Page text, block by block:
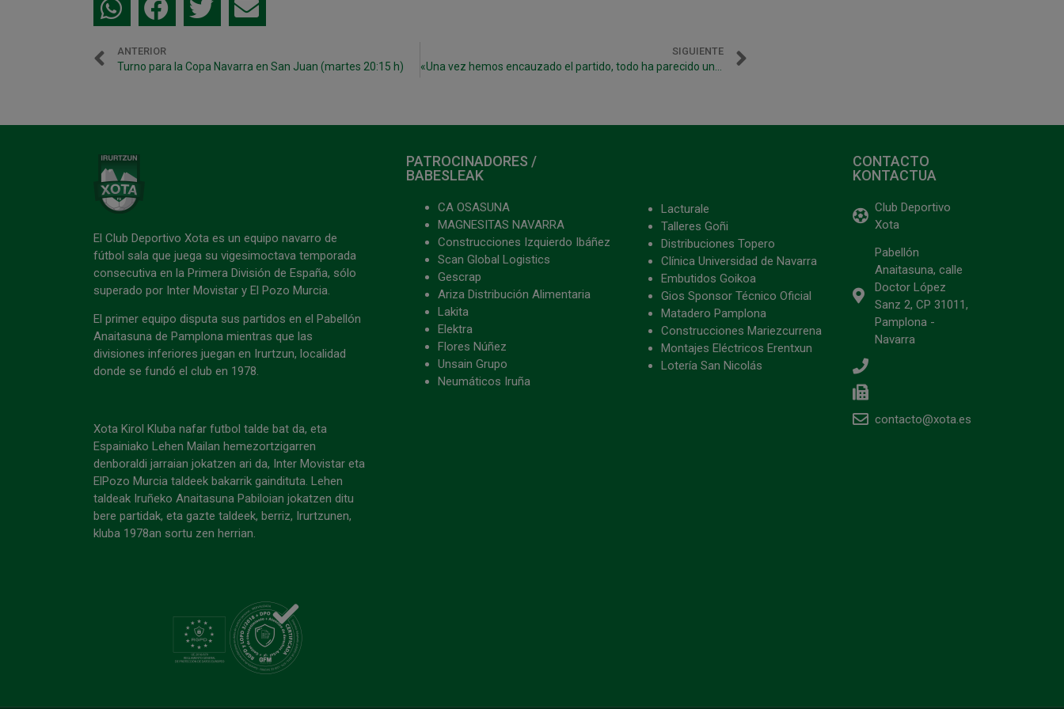
ANTERIOR
Turno para la Copa Navarra en San Juan (martes 20:15 h)
SIGUIENTE
«Una vez hemos encauzado el partido, todo ha parecido un poco más sencillo»
El Club Deportivo Xota es un equipo navarro de
fútbol sala que juega su vigesimoctava temporada
consecutiva en la Primera División de España, sólo
superado por Inter Movistar y El Pozo Murcia.
El primer equipo disputa sus partidos en el Pabellón
Anaitasuna de Pamplona mientras que las
divisiones inferiores juegan en Irurtzun, localidad
donde se fundó el club en 1978.
Xota Kirol Kluba nafar futbol talde bat da, eta
Espainiako Lehen Mailan hemezortzigarren
denboraldi jarraian jokatzen ari da, Inter Movistar eta
ElPozo Murcia taldeek bakarrik gaindituta. Lehen
taldeak Iruñeko Anaitasuna Pabiloian jokatzen ditu
bere partidak, eta gazte taldeek, berriz, Irurtzunen,
kluba 1978an sortu zen herrian.
PATROCINADORES /
BABESLEAK
CA OSASUNA
MAGNESITAS NAVARRA
Construcciones Izquierdo Ibáñez
Scan Global Logistics
Gescrap
Ariza Distribución Alimentaria
Lakita
Elektra
Flores Núñez
Unsain Grupo
Neumáticos Iruña
Lacturale
Talleres Goñi
Distribuciones Topero
Clínica Universidad de Navarra
Embutidos Goikoa
Gios Sponsor Técnico Oficial
Matadero Pamplona
Construcciones Mariezcurrena
Montajes Eléctricos Erentxun
Lotería San Nicolás
CONTACTO
KONTACTUA
Club Deportivo
Xota
Pabellón
Anaitasuna, calle
Doctor López
Sanz 2, CP 31011,
Pamplona -
Navarra
contacto@xota.es